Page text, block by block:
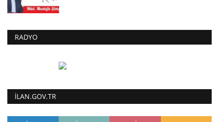
RADYO
ILAN.GOV.TR